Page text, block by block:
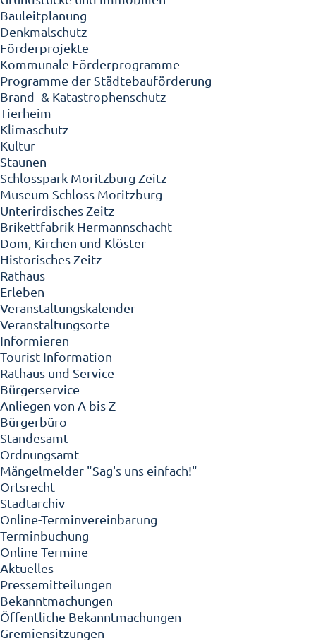
Bauleitplanung
Denkmalschutz
Förderprojekte
Kommunale Förderprogramme
Programme der Städtebauförderung
Brand- & Katastrophenschutz
Tierheim
Klimaschutz
Kultur
Staunen
Schlosspark Moritzburg Zeitz
Museum Schloss Moritzburg
Unterirdisches Zeitz
Brikettfabrik Hermannschacht
Dom, Kirchen und Klöster
Historisches Zeitz
Rathaus
Erleben
Veranstaltungskalender
Veranstaltungsorte
Informieren
Tourist-Information
Rathaus und Service
Bürgerservice
Anliegen von A bis Z
Bürgerbüro
Standesamt
Ordnungsamt
Mängelmelder "Sag's uns einfach!"
Ortsrecht
Stadtarchiv
Online-Terminvereinbarung
Terminbuchung
Online-Termine
Aktuelles
Pressemitteilungen
Bekanntmachungen
Öffentliche Bekanntmachungen
Gremiensitzungen